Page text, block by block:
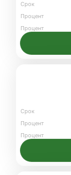
Срок
Процент
Процент
Срок
Процент
Процент